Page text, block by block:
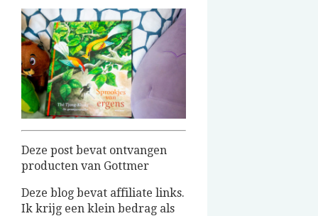
Deze post bevat ontvangen
producten van Gottmer
Deze blog bevat affiliate links.
Ik krijg een klein bedrag als